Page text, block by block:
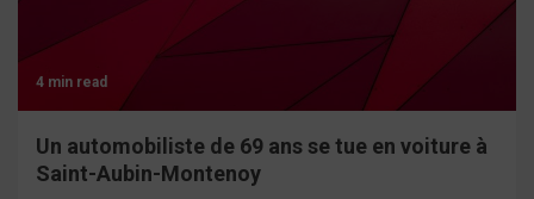
4 min read
Un automobiliste de 69 ans se tue en voiture à
Saint-Aubin-Montenoy